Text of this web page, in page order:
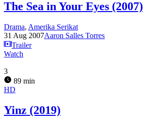
The Sea in Your Eyes (2007)
Drama, Amerika Serikat
31 Aug 2007Aaron Salles Torres
Trailer
Watch
3
89 min
HD
Yinz (2019)